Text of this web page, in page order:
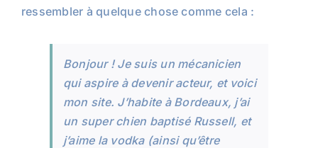
ressembler à quelque chose comme cela :
Bonjour ! Je suis un mécanicien
qui aspire à devenir acteur, et voici
mon site. J’habite à Bordeaux, j’ai
un super chien baptisé Russell, et
j’aime la vodka (ainsi qu’être